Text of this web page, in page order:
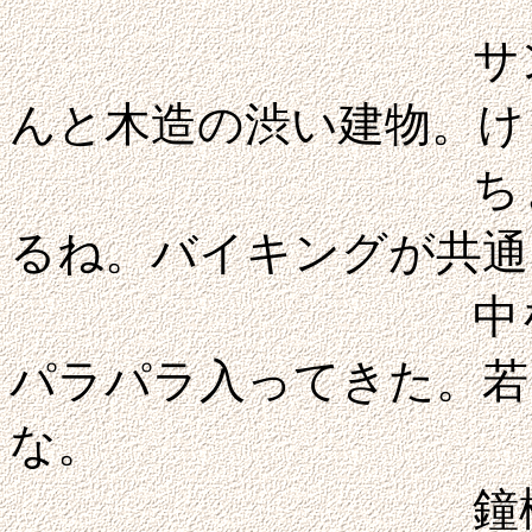
サント・カト
んと木造の渋い建物。
ちょっとノル
るね。バイキングが共
中を見物して
パラパラ入ってきた。
な。
鐘楼も趣があ